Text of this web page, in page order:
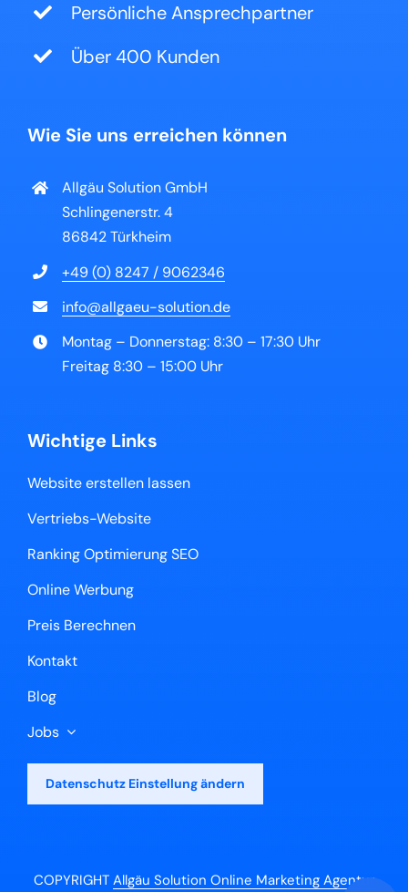
Persönliche Ansprechpartner
Über 400 Kunden
Wie Sie uns erreichen können
Allgäu Solution GmbH
Schlingenerstr. 4
86842 Türkheim
+49 (0) 8247 / 9062346
info@allgaeu-solution.de
Montag – Donnerstag: 8:30 – 17:30 Uhr
Freitag 8:30 – 15:00 Uhr
Wichtige Links
Website erstellen lassen
Vertriebs-Website
Ranking Optimierung SEO
Online Werbung
Preis Berechnen
Kontakt
Blog
Jobs
Datenschutz Einstellung ändern
COPYRIGHT Allgäu Solution Online Marketing Agentur